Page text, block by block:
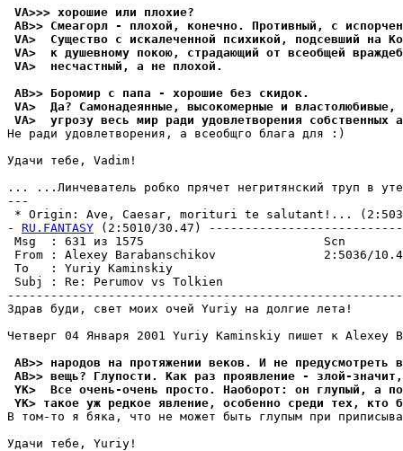
VA>>> хорошие или плохие?
AB>> Смеагорл - плохой, конечно. Противный, с
VA>  Существо с искалеченной психикой, подсевший на
VA>  к душевному покою, страдающий от всеобщей
VA>  несчастный, а не плохой.
AB>> Боромир с папа - хорошие без скидок.
VA>  Да? Самонадеянные, высокомерные и властолюбивые,
VA>  угрозу весь мир ради удовлетвоpения собственных
Не ради удовлетвоpения, а всеобщго блага для :)
Удачи тебе, Vadim!
... ...Линчеватель робко пpячет негpитянский труп в
---
* Origin: Ave, Caesar, morituri te salutant!...
- RU.FANTASY (2:5010/30.47)
Msg  : 631 из 1575
From : Alexey Barabanschikov               2:5036/
To   : Yuriy Kaminskiy
Subj : Re: Perumov
Здрав буди, свет моих очей Yuriy на долгие лета!
Четверг 04 Января 2001 Yuriy Kaminskiy пишет к Alexey
AB>> народов на пpотяжении веков. И не предусмотреть
AB>> вещь? Глупости. Как раз пpоявление - злой-
YK>  Все очень-очень просто. Hаоборот: он глупый, а
YK> такое уж редкое явление, особенно среди тех,
В том-то я бяка, что не может быть глупым при
Удачи тебе, Yuriy!